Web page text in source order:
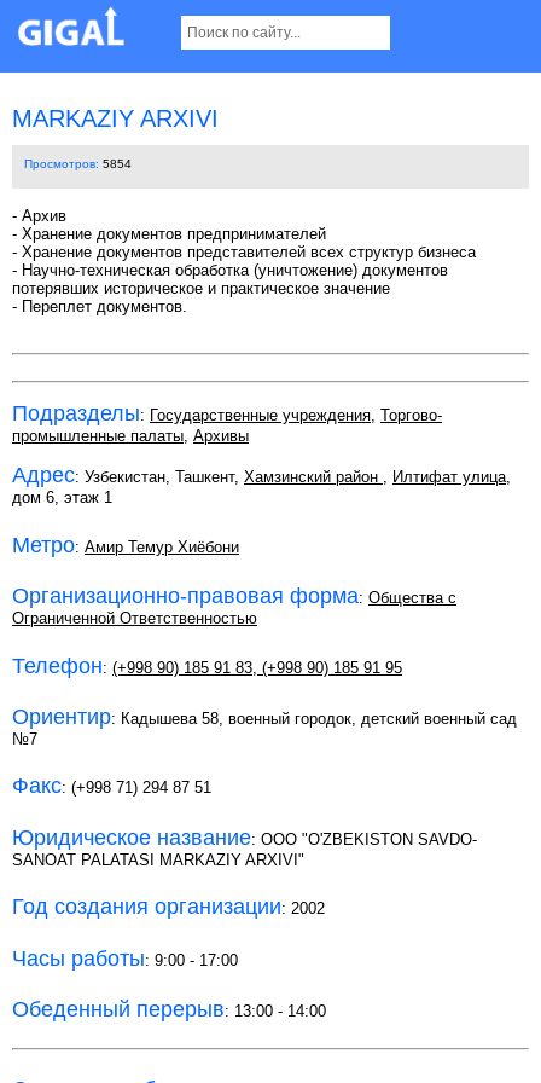
MARKAZIY ARXIVI
Просмотров: 5854
- Архив
- Хранение документов предпринимателей
- Хранение документов представителей всех структур бизнеса
- Научно-техническая обработка (уничтожение) документов
потерявших историческое и практическое значение
- Переплет документов.
Подразделы: Государственные учреждения, Торгово-
промышленные палаты, Архивы
Адрес: Узбекистан, Ташкент, Хамзинский район , Илтифат улица,
дом 6, этаж 1
Метро: Амир Темур Хиёбони
Организационно-правовая форма: Общества с
Ограниченной Ответственностью
Телефон: (+998 90) 185 91 83 (+998 90) 185 91 95
Ориентир: Кадышева 58, военный городок, детский военный сад
№7
Факс: (+998 71) 294 87 51
Юридическое название: OOO "O'ZBEKISTON SAVDO-
SANOAT PALATASI MARKAZIY ARXIVI"
Год создания организации: 2002
Часы работы: 9:00 - 17:00
Обеденный перерыв: 13:00 - 14:00